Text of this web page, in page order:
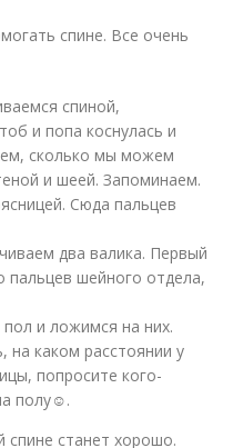
спине. Все очень
спиной,
и попа коснулась и
сколько мы можем
и шеей. Запоминаем.
Сюда пальцев
два валика. Первый
пальцев шейного отдела,
и ложимся на них.
на каком расстоянии у
попросите кого-
полу☺.
станет хорошо.